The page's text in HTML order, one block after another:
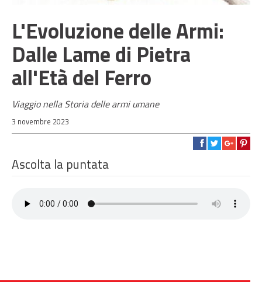
L'Evoluzione delle Armi:
Dalle Lame di Pietra
all'Età del Ferro
Viaggio nella Storia delle armi umane
3 novembre 2023
Ascolta la puntata